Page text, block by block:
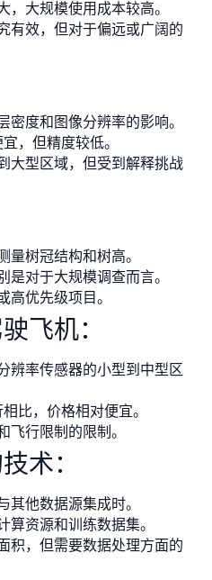
，大规模使用成本较高。
有效，但对于偏远或广阔的
密度和图像分辨率的影响。
，但精度较低。
大型区域，但受到解释挑战
量树冠结构和树高。
是对于大规模调查而言。
高优先级项目。
飞机：
辨率传感器的小型到中型区
比，价格相对便宜。
飞行限制的限制。
术：
其他数据源集成时。
算资源和训练数据集。
积，但需要数据处理方面的